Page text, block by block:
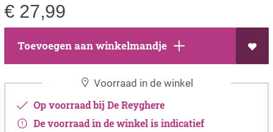
€ 27,99
Toevoegen aan winkelmandje
Voorraad in de winkel
Op voorraad bij De Reyghere
De voorraad in de winkel is indicatief